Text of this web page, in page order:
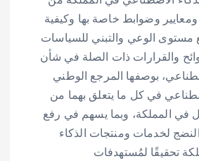
وضوابط خاصة بها وكيفية
مستوى الوعي والتبني للسياسات
والقرارات ذات الصلة في شأن
بوصفها المرجع الوطني
في كل ما يتعلق بهما من
في المملكة، وبما يسهم في رفع
لخدمات ومنتجات الذكاء
تحقيقًا لمُستهدفات